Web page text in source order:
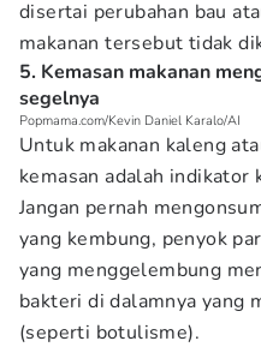
disertai perubahan bau
makanan tersebut tidak
5. Kemasan makanan
segelnya
Popmama.com/Kevin Daniel Karalo/AI
Untuk makanan kaleng
kemasan adalah indikator
Jangan pernah
yang kembung, penyok
yang menggelembung
bakteri di dalamnya yang
(seperti botulisme).